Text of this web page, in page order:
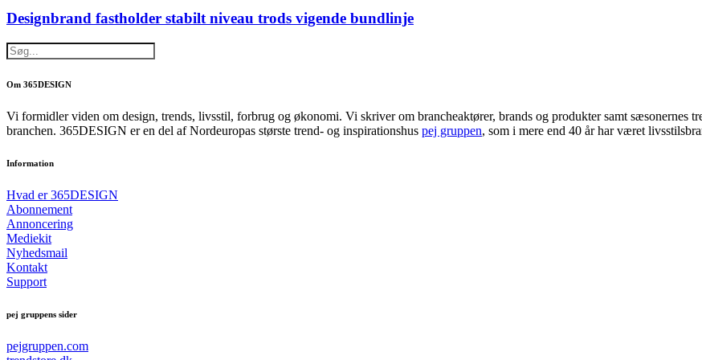
Designbrand fastholder stabilt niveau trods vigende bundlinje
Om 365DESIGN
Vi formidler viden om design, trends, livsstil, forbrug og økonomi. Vi skriver om brancheaktører, brands og produkter samt sæsonernes
branchen. 365DESIGN er en del af Nordeuropas største trend- og inspirationshus pej gruppen, som i mere end 40 år har været
Information
Hvad er 365DESIGN
Abonnement
Annoncering
Mediekit
Nyhedsmail
Kontakt
Support
pej gruppens sider
pejgruppen.com